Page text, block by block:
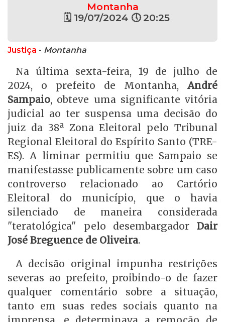
Montanha
🗓 19/07/2024 🕔 20:25
Justiça - Montanha
Na última sexta-feira, 19 de julho de
2024, o prefeito de Montanha, André
Sampaio, obteve uma significante vitória
judicial ao ter suspensa uma decisão do
juiz da 38ª Zona Eleitoral pelo Tribunal
Regional Eleitoral do Espírito Santo (TRE-
ES). A liminar permitiu que Sampaio se
manifestasse publicamente sobre um caso
controverso relacionado ao Cartório
Eleitoral do município, que o havia
silenciado de maneira considerada
"teratológica" pelo desembargador Dair
José Breguence de Oliveira.
A decisão original impunha restrições
severas ao prefeito, proibindo-o de fazer
qualquer comentário sobre a situação,
tanto em suas redes sociais quanto na